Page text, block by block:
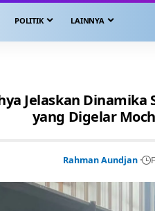
POLITIK LAINNYA
Jelaskan Dinamika
yang Digelar
Rahman Aundjan